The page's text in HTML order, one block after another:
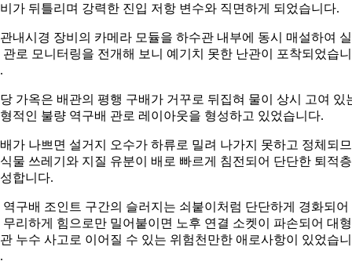
가 뒤틀리며 강력한 진입 저항 변수와 직면하게 되었습니다.
내시경 장비의 카메라 모듈을 하수관 내부에 동시 매설하여
관로 모니터링을 전개해 보니 예기치 못한 난관이 포착되었습니
가옥은 배관의 평행 구배가 거꾸로 뒤집혀 물이 상시 고여 있
적인 불량 역구배 관로 레이아웃을 형성하고 있었습니다.
가 나쁘면 설거지 오수가 하류로 밀려 나가지 못하고 정체되
물 쓰레기와 지질 유분이 배로 빠르게 침전되어 단단한 퇴적
합니다.
역구배 조인트 구간의 슬러지는 쇠붙이처럼 단단하게 경화되어
무리하게 힘으로만 밀어붙이면 노후 연결 소켓이 파손되어 대형
누수 사고로 이어질 수 있는 위험천만한 애로사항이 있었습니